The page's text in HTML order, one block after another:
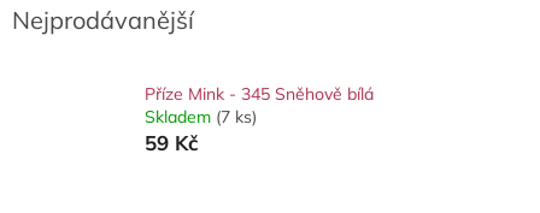
Nejprodávanější
Příze Mink - 345 Sněhově bílá
Skladem (7 ks)
59 Kč